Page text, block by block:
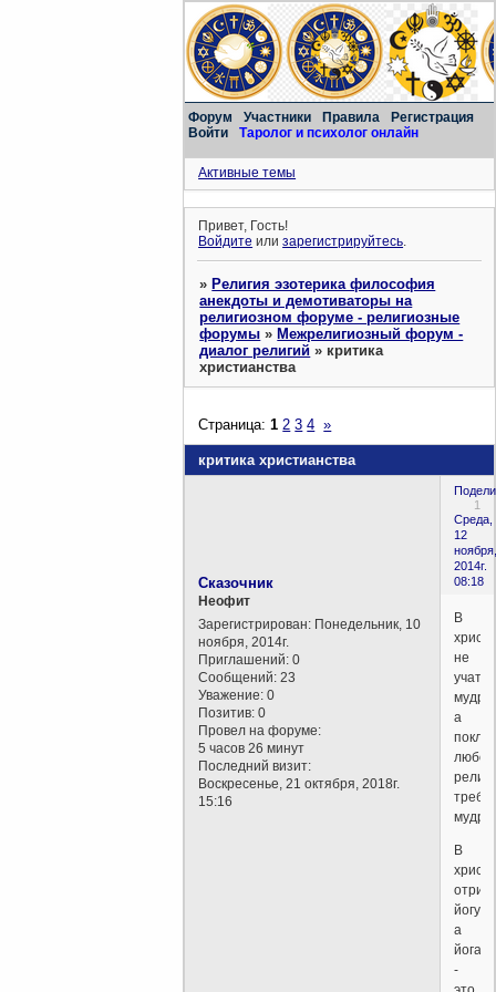
Форум Участники Правила
Регистрация
Войти
Таролог и психолог онлайн
Активные темы
Привет, Гость!
Войдите илизарегистрируйтесь.
»Религия эзотерика философия
анекдоты и демотиваторы на
религиозном форуме - религиозные
форумы »Межрелигиозный форум -
диалог религий » критика
христианства
критика христианства
Страница:1 2 3 4 »
1
Среда,
12
ноября,
2014г.
08:18
Сказочник
Неофит
Зарегистрирован: Понедельник, 10
ноября, 2014г.
Приглашений: 0
Сообщений: 23
Уважение: 0
Позитив: 0
Провел на форуме:
5 часов 26 минут
Последний визит:
Воскресенье, 21 октября, 2018г.
15:16
В
не
учат
а
любой
В
йогу,
а
йога
-